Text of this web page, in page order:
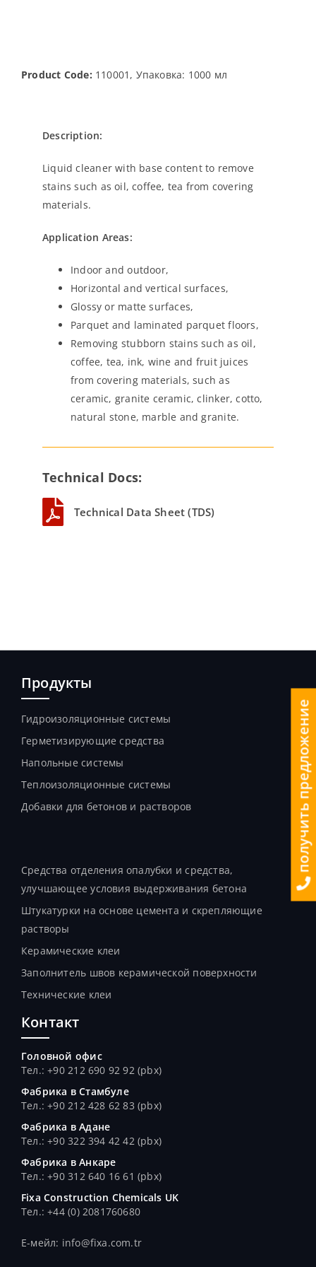
Product Code: 110001, Упаковка: 1000 мл
Description:
Liquid cleaner with base content to remove
stains such as oil, coffee, tea from covering
materials.
Application Areas:
Indoor and outdoor,
Horizontal and vertical surfaces,
Glossy or matte surfaces,
Parquet and laminated parquet floors,
Removing stubborn stains such as oil,
coffee, tea, ink, wine and fruit juices
from covering materials, such as
ceramic, granite ceramic, clinker, cotto,
natural stone, marble and granite.
Technical Docs:
Technical Data Sheet (TDS)
Продукты
Гидроизоляционные системы
Герметизирующие средства
Напольные системы
Теплоизоляционные системы
Добавки для бетонов и растворов
Средства отделения опалубки и средства,
улучшающее условия выдерживания бетона
Штукатурки на основе цемента и скрепляющие
растворы
Керамические клеи
Заполнитель швов керамической поверхности
Технические клеи
Контакт
Головной офис
Тел.: +90 212 690 92 92 (pbx)
Фабрика в Стамбуле
Тел.: +90 212 428 62 83 (pbx)
Фабрика в Адане
Тел.: +90 322 394 42 42 (pbx)
Фабрика в Анкаре
Тел.: +90 312 640 16 61 (pbx)
Fixa Construction Chemicals UK
Тел.: +44 (0) 2081760680
E-мейл: info@fixa.com.tr
получить предложение